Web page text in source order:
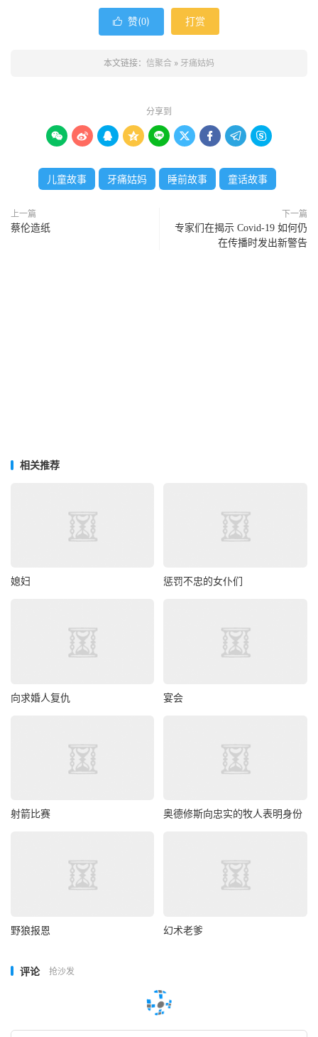
 赞(0) 打赏
本文链接： 信聚合 » 牙痛姑妈
分享到
        
儿童故事 牙痛姑妈 睡前故事 童话故事
上一篇
蔡伦造纸
下一篇
专家们在揭示 Covid-19 如何仍
在传播时发出新警告
相关推荐
媳妇 惩罚不忠的女仆们
向求婚人复仇 宴会
射箭比赛 奥德修斯向忠实的牧人表明身份
野狼报恩 幻术老爹
评论 抢沙发